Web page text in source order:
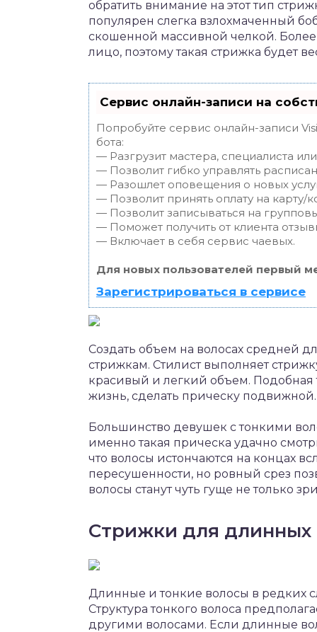
обратить внимание на этот тип
популярен слегка взлохмаченный
скошенной массивной челкой.
лицо, поэтому такая стрижка будет
Сервис онлайн-записи на
Попробуйте сервис онлайн-записи
бота:
— Разгрузит мастера, специалиста
— Позволит гибко управлять
— Разошлет оповещения о новых
— Позволит принять оплату на карту/
— Позволит записываться на
— Поможет получить от клиента
— Включает в себя сервис чаевых.
Для новых пользователей первый
Зарегистрироваться в сервисе
Создать объем на волосах средней
стрижкам. Стилист выполняет
красивый и легкий объем. Подобная
жизнь, сделать прическу подвижной.
Большинство девушек с тонкими
именно такая прическа удачно
что волосы истончаются на концах
пересушенности, но ровный срез
волосы станут чуть гуще не только
Стрижки для длинных
Длинные и тонкие волосы в редких
Структура тонкого волоса
другими волосами. Если длинные